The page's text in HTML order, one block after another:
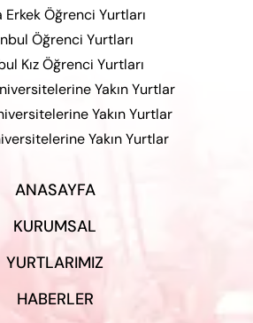
Erkek Öğrenci Yurtları
Öğrenci Yurtları
Kız Öğrenci Yurtları
Yakın Yurtlar
Yakın Yurtlar
Yakın Yurtlar
ANASAYFA
KURUMSAL
YURTLARIMIZ
HABERLER